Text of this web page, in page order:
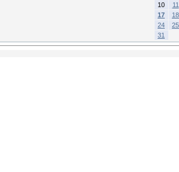
10
11
17
18
24
25
31